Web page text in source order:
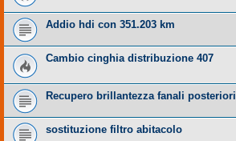
Addio hdi con 351.203 km
Cambio cinghia distribuzione 407
Recupero brillantezza fanali posteriori
sostituzione filtro abitacolo